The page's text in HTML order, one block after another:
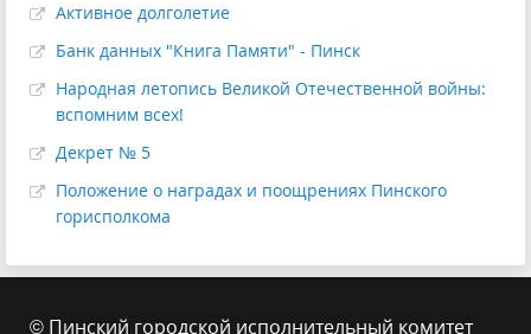
Активное долголетие
Банк данных "Книга Памяти" - Пинск
Народная летопись Великой Отечественной войны:
вспомним всех!
Декрет № 5
Положение о наградах и поощрениях Пинского
горисполкома
© Пинский городской исполнительный комитет